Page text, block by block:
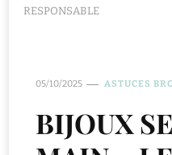
RESPONSABLE
05/10/2025 ASTUCES
BIJOUX